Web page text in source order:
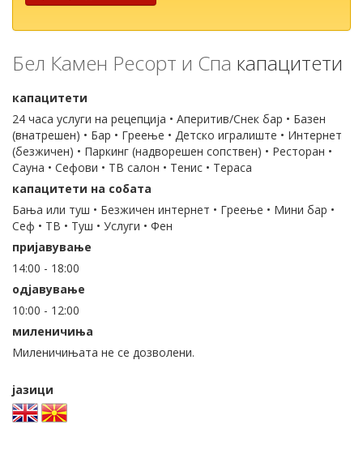
Бел Камен Ресорт и Спа капацитети
капацитети
24 часа услуги на рецепција • Аперитив/Снек бар • Базен
(внатрешен) • Бар • Греење • Детско игралиште • Интернет
(безжичен) • Паркинг (надворешен сопствен) • Ресторан •
Сауна • Сефови • ТВ салон • Тенис • Тераса
капацитети на собата
Бања или туш • Безжичен интернет • Греење • Мини бар •
Сеф • ТВ • Туш • Услуги • Фен
пријавување
14:00 - 18:00
одјавување
10:00 - 12:00
миленичиња
Миленичињата не се дозволени.
јазици